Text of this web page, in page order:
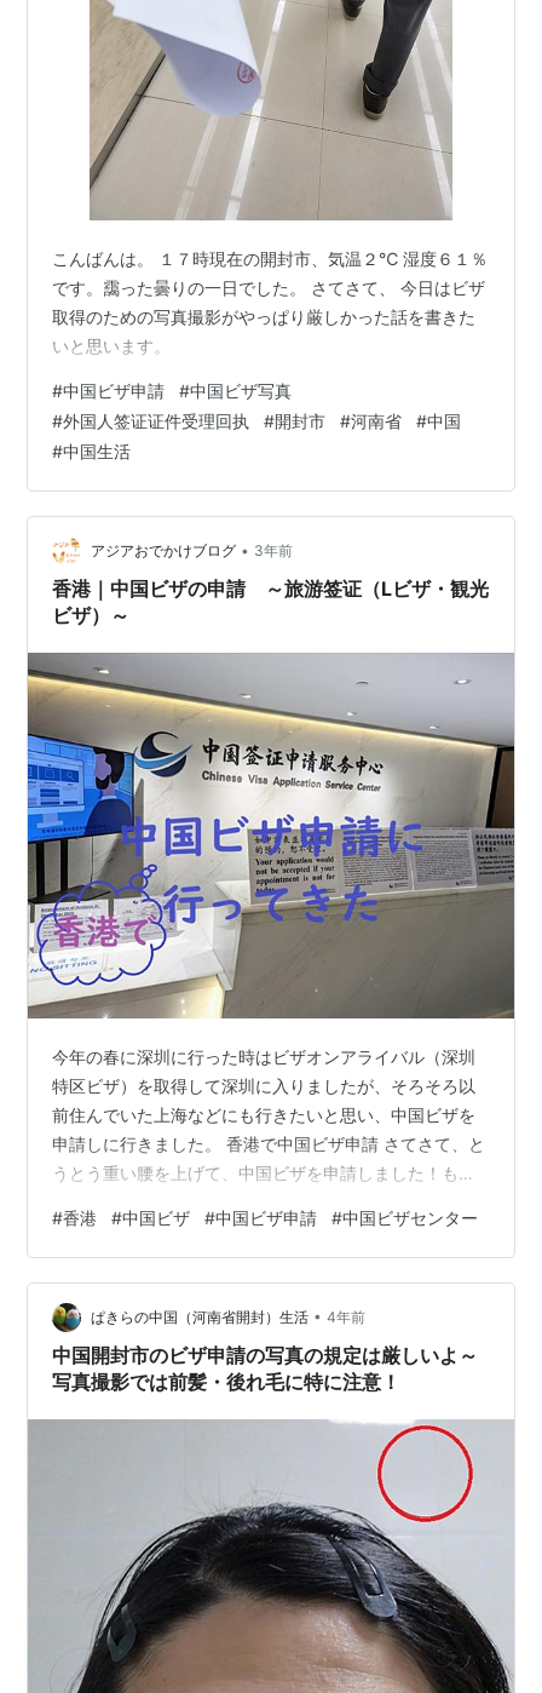
こんばんは。 １７時現在の開封市、気温２℃ 湿度６１％
です。靄った曇りの一日でした。 さてさて、 今日はビザ
取得のための写真撮影がやっぱり厳しかった話を書きた
いと思います。
#中国ビザ申請 #中国ビザ写真
#外国人签证证件受理回执 #開封市 #河南省 #中国
#中国生活
アジアおでかけブログ • 3年前
香港｜中国ビザの申請 ～旅游签证（Lビザ・観光
ビザ）～
今年の春に深圳に行った時はビザオンアライバル（深圳
特区ビザ）を取得して深圳に入りましたが、そろそろ以
前住んでいた上海などにも行きたいと思い、中国ビザを
申請しに行きました。 香港で中国ビザ申請 さてさて、と
うとう重い腰を上げて、中国ビザを申請しました！もし
ませんが、せっかくなのでこちらに記録を残しておきた
いと思います。 ちなみに、深圳の口岸（イミグレ）で取
るビザオンアライバルについては以前こちら☟で詳しく紹
介しましたので、ビザオンアライバルの取得を考えてい
らっしゃる方はそちらを参考にしていただけるとよいか
と思いますm(__)m ビザオンアライバル…
#香港 #中国ビザ #中国ビザ申請 #中国ビザセンター
ぱきらの中国（河南省開封）生活 • 4年前
中国開封市のビザ申請の写真の規定は厳しいよ～
写真撮影では前髪・後れ毛に特に注意！